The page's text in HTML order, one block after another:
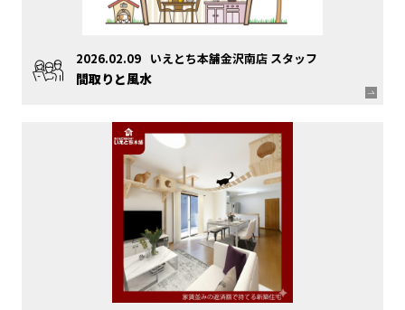
2026.02.09 いえとち本舗金沢南店 スタッフ
間取りと風水